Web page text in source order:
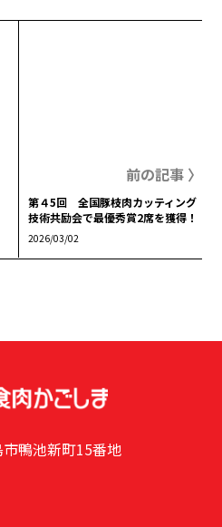
前の記事 〉
第４5回 全国豚枝肉カッティング
技術共励会で最優秀賞2席を獲得！
2026/03/02
鴨池新町15番地